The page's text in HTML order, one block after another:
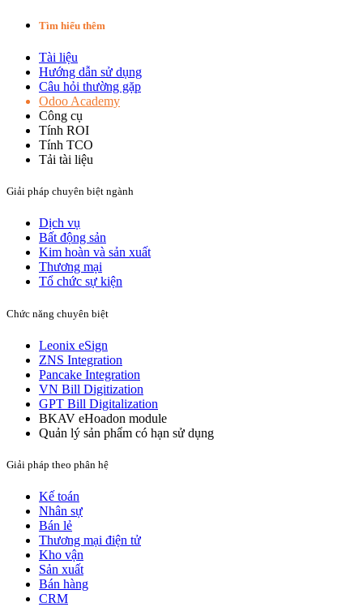
Tìm hiểu thêm
Tài liệu
Hướng dẫn sử dụng
Câu hỏi thường gặp
Odoo Academy
Công cụ
Tính ROI
Tính TCO
Tải tài liệu
Giải pháp chuyên biệt ngành
Dịch vụ
Bất động sản​
Kim hoàn và sản xuất​
Thương mại
Tổ chức sự kiện
Chức năng chuyên biệt
Leonix eSign
ZNS Integration
Pancake Integration
VN Bill Digitization
GPT Bill Digitalization
BKAV eHoadon module
Quản lý sản phẩm có hạn sử dụng
Giải pháp theo phân hệ
Kế toán
Nhân sự
Bán lẻ
Thương mại điện tử
Kho vận
Sản xuất
Bán hàng
CRM